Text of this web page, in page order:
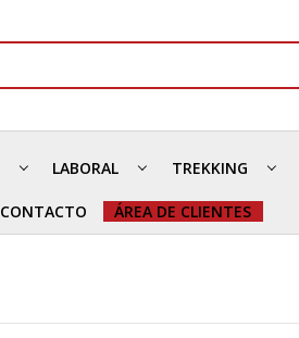
LABORAL TREKKING
CONTACTO ÁREA DE CLIENTES